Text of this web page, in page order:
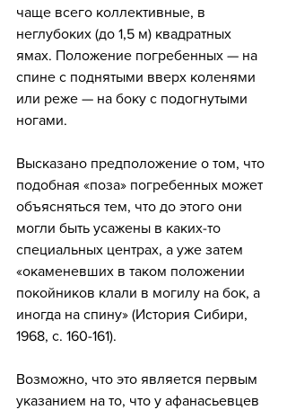
чаще всего коллективные, в
неглубоких (до 1,5 м) квадратных
ямах. Положение погребенных — на
спине с поднятыми вверх коленями
или реже — на боку с подогнутыми
ногами.
Высказано предположение о том, что
подобная «поза» погребенных может
объясняться тем, что до этого они
могли быть усажены в каких-то
специальных центрах, а уже затем
«окаменевших в таком положении
покойников клали в могилу на бок, а
иногда на спину» (История Сибири,
1968, с. 160-161).
Возможно, что это является первым
указанием на то, что у афанасьевцев